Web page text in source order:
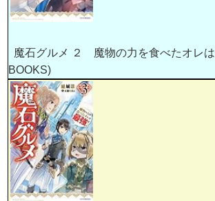
魔石グルメ ２ 魔物の力を食べたオレ
BOOKS)